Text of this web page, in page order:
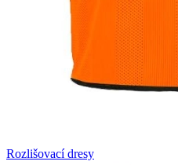
Rozlišovací dresy